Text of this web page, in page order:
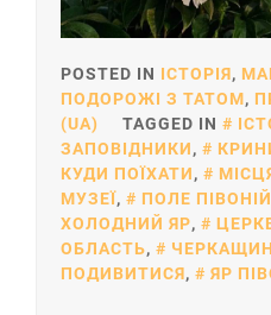
POSTED IN ІСТОРІЯ,
ПОДОРОЖІ З ТАТОМ,
(UA)
TAGGED IN
ЗАПОВІДНИКИ,
КУДИ ПОЇХАТИ,
МУЗЕЇ, ПОЛЕ ПІВОНІЙ
ХОЛОДНИЙ ЯР,
ОБЛАСТЬ,
ПОДИВИТИСЯ, ЯР